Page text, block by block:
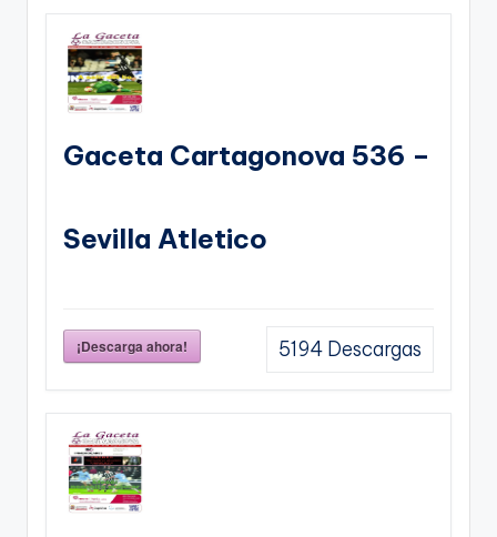
Gaceta Cartagonova 536 –
Sevilla Atletico
¡Descarga ahora! 5194 Descargas